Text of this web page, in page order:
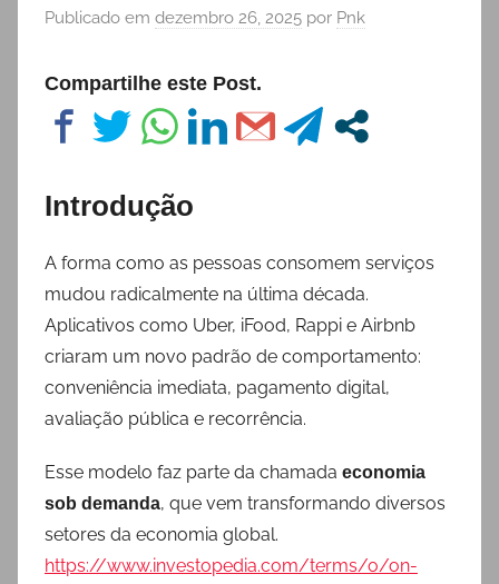
Publicado em dezembro 26, 2025 por Pnk
Compartilhe este Post.
Introdução
A forma como as pessoas consomem serviços
mudou radicalmente na última década.
Aplicativos como Uber, iFood, Rappi e Airbnb
criaram um novo padrão de comportamento:
conveniência imediata, pagamento digital,
avaliação pública e recorrência.
Esse modelo faz parte da chamada economia
sob demanda, que vem transformando diversos
setores da economia global.
https://www.investopedia.com/terms/o/on-